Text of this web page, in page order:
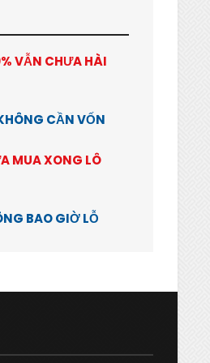
VẪN CHƯA HÀI
CẦN VỐN
MUA XONG LÔ
BAO GIỜ LỖ